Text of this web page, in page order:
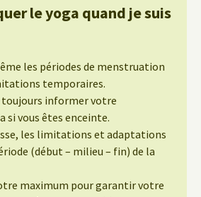
le yoga quand je suis
les périodes de menstruation
temporaires.
informer votre
si vous êtes enceinte.
les limitations et adaptations
(début – milieu – fin) de la
maximum pour garantir votre